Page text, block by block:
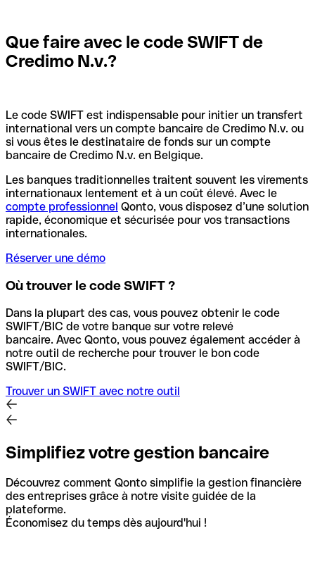
Que faire avec le code SWIFT de
Credimo N.v.?
Le code SWIFT est indispensable pour initier un transfert
international vers un compte bancaire de Credimo N.v. ou
si vous êtes le destinataire de fonds sur un compte
bancaire de Credimo N.v. en Belgique.
Les banques traditionnelles traitent souvent les virements
internationaux lentement et à un coût élevé. Avec le
compte professionnel Qonto, vous disposez d’une solution
rapide, économique et sécurisée pour vos transactions
internationales.
Réserver une démo
Où trouver le code SWIFT ?
Dans la plupart des cas, vous pouvez obtenir le code
SWIFT/BIC de votre banque sur votre relevé
bancaire. Avec Qonto, vous pouvez également accéder à
notre outil de recherche pour trouver le bon code
SWIFT/BIC.
Trouver un SWIFT avec notre outil
Simplifiez votre gestion bancaire
Découvrez comment Qonto simplifie la gestion financière
des entreprises grâce à notre visite guidée de la
plateforme.
Économisez du temps dès aujourd'hui !